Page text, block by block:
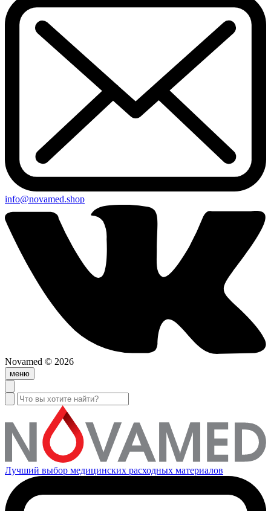
info@novamed.shop
Novamed © 2026
меню
Лучший выбор медицинских расходных материалов